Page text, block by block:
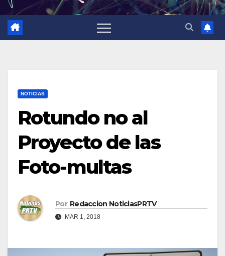
NOTICIAS
Rotundo no al
Proyecto de las
Foto-multas
Por Redaccion NoticiasPRTV
MAR 1, 2018